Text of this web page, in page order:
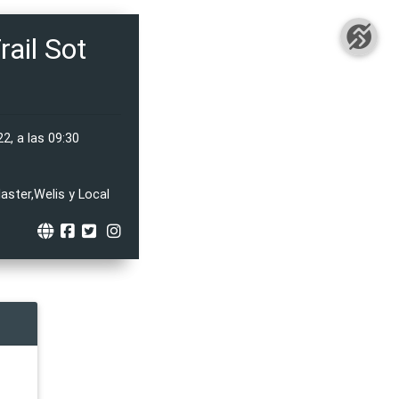
Sot
a las 09:30
y Local